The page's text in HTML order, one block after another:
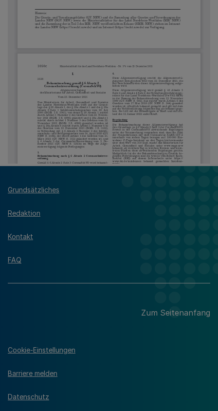
Grundsätzliches
Redaktion
Kontakt
FAQ
Zum Seitenanfang
Cookie-Einstellungen
Barriere melden
Datenschutz